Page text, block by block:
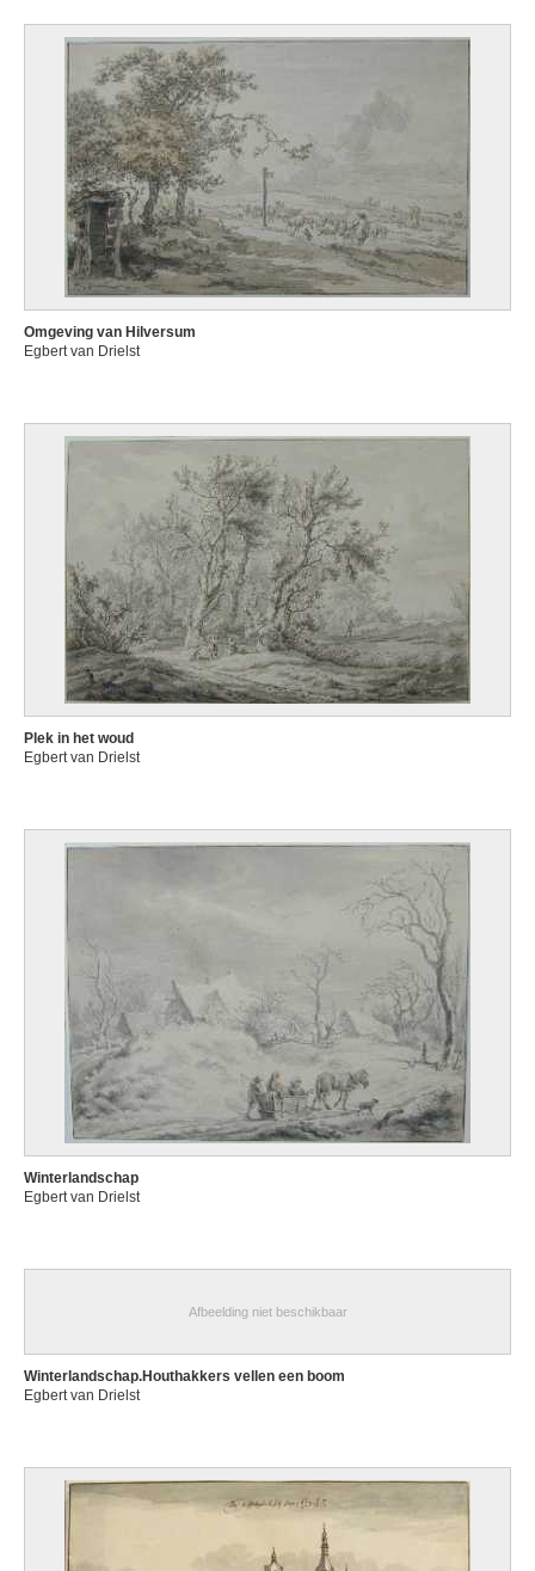
Omgeving van Hilversum
Egbert van Drielst
Plek in het woud
Egbert van Drielst
Winterlandschap
Egbert van Drielst
Afbeelding niet beschikbaar
Winterlandschap.Houthakkers vellen een boom
Egbert van Drielst